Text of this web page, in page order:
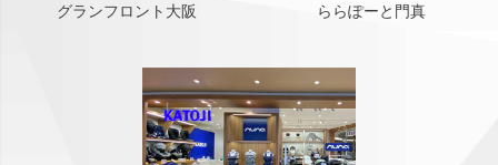
グランフロント大阪 ららぽーと門真